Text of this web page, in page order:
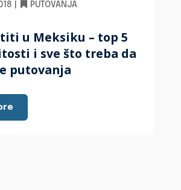
u Meksiku – top 5
i sve što treba da
putovanja
PUTOVANJA